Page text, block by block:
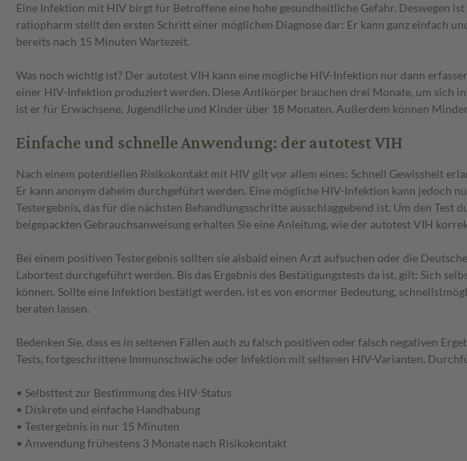
Eine Infektion mit HIV birgt für Betroffene eine hohe gesundheitliche Gefahr. Deswegen
ratiopharm stellt den ersten Schritt einer möglichen Diagnose dar: Er kann ganz einfach
bereits nach 15 Minuten Wartezeit.
Was noch wichtig ist? Der autotest VIH kann eine mögliche HIV-Infektion nur dann
einer HIV-Infektion produziert werden. Diese Antikörper brauchen drei Monate, um sich
ist er für Erwachsene, Jugendliche und Kinder über 18 Monaten. Außerdem können
Einfache und schnelle Anwendung: der autotest VIH
Nach einem potentiellen Risikokontakt mit HIV gilt vor allem eines: Schnell Gewissheit
Er kann anonym daheim durchgeführt werden. Eine mögliche HIV-Infektion kann jedoch
Testergebnis, das für die nächsten Behandlungsschritte ausschlaggebend ist. Um den
beigepackten Gebrauchsanweisung erhalten Sie eine Anleitung, wie der autotest VIH
Bei einem positiven Testergebnis sollten sie alsbald einen Arzt aufsuchen oder die
Labortest durchgeführt werden. Bis das Ergebnis des Bestätigungstests da ist, gilt: Sich
können. Sollte eine Infektion bestätigt werden, ist es von enormer Bedeutung,
beraten lassen.
Bedenken Sie, dass es in seltenen Fällen auch zu falsch positiven oder falsch negativen
Tests, fortgeschrittene Immunschwäche oder Infektion mit seltenen HIV-Varianten,
• Selbsttest zur Bestimmung des HIV-Status
• Diskrete und einfache Handhabung
• Testergebnis in nur 15 Minuten
• Anwendung frühestens 3 Monate nach Risikokontakt